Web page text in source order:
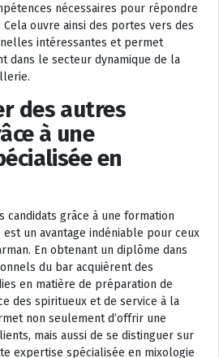
nécessaires pour répondre
ouvre ainsi des portes vers des
intéressantes et permet
dans le secteur dynamique de la
des autres
à une
en
candidats grâce à une formation
un avantage indéniable pour ceux
En obtenant un diplôme dans
du bar acquièrent des
en matière de préparation de
des spiritueux et de service à la
non seulement d’offrir une
mais aussi de se distinguer sur
expertise spécialisée en mixologie